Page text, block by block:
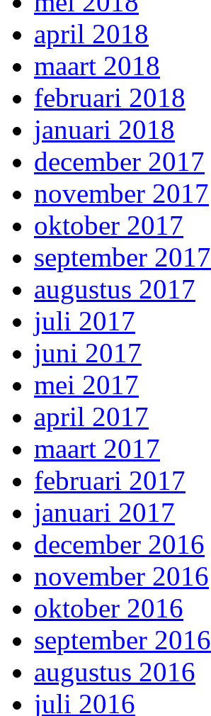
april 2018
maart 2018
februari 2018
januari 2018
december 2017
november 2017
oktober 2017
september 2017
augustus 2017
juli 2017
juni 2017
mei 2017
april 2017
maart 2017
februari 2017
januari 2017
december 2016
november 2016
oktober 2016
september 2016
augustus 2016
juli 2016